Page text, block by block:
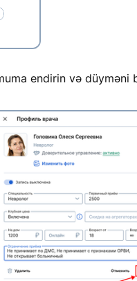
endirin və düyməni